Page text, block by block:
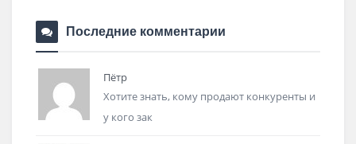
Последние комментарии
Пётр
Хотите знать, кому продают конкуренты и
у кого зак